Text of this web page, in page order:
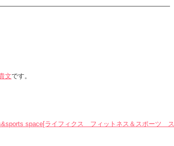
文です。
space[ライフィクス フィットネス＆スポーツ ス